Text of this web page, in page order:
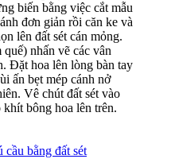
biến bằng việc cắt mẫu
đơn giản rồi căn ke và
lên đất sét cán mỏng.
nhấn vẽ các vân
Đặt hoa lên lòng bàn tay
ấn bẹt mép cánh nở
Vê chút đất sét vào
bông hoa lên trên.